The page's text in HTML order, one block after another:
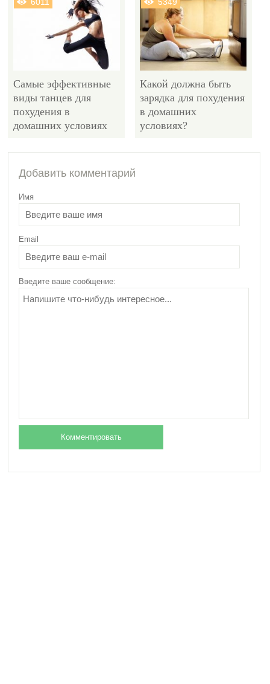
Самые эффективные
виды танцев для
похудения в
домашних условиях
Какой должна быть
зарядка для похудения
в домашних
условиях?
Лучшие упражнения с
гантелями для
женщин для
похудения
Добавить комментарий
Имя
Email
Введите ваше сообщение: